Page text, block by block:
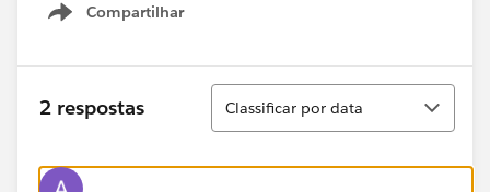
Compartilhar
Show menu
2 respostas
Classificar
Classificar por data